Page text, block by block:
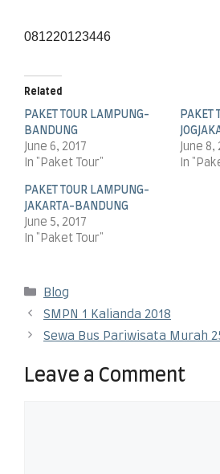
081220123446
Related
PAKET TOUR LAMPUNG-
BANDUNG
June 6, 2017
In "Paket Tour"
PAKET
June 8,
In
PAKET TOUR LAMPUNG-
JAKARTA-BANDUNG
June 5, 2017
In "Paket Tour"
Blog
SMPN 1 Kalianda 2018
Sewa Bus Pariwisata Murah
Leave a Comment